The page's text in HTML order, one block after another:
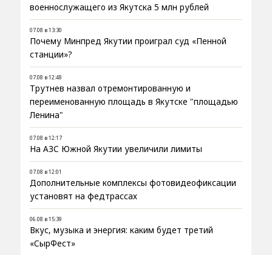
военнослужащего из Якутска 5 млн рублей
07.08 в 13:30
Почему Минпред Якутии проиграл суд «Пенной
станции»?
07.08 в 12:48
Трутнев назвал отремонтированную и
переименованную площадь в Якутске "площадью
Ленина"
07.08 в 12:17
На АЗС Южной Якутии увеличили лимиты
07.08 в 12:01
Дополнительные комплексы фотовидеофиксации
установят на федтрассах
06.08 в 15:39
Вкус, музыка и энергия: каким будет третий
«СырФест»